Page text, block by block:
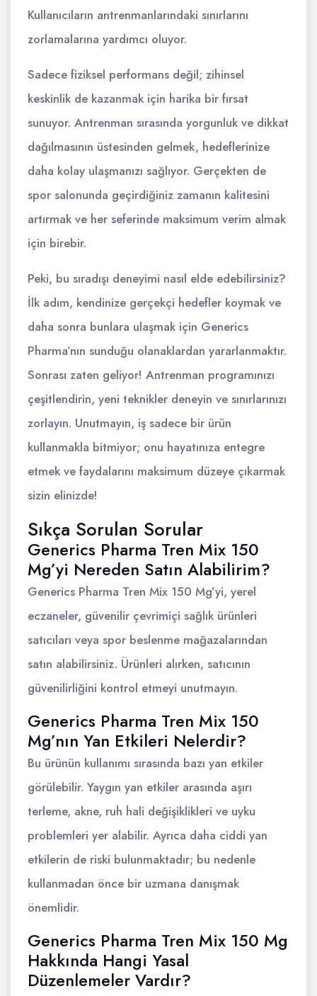
Kullanıcıların antrenmanlarındaki sınırlarını
zorlamalarına yardımcı oluyor.
Sadece fiziksel performans değil; zihinsel
keskinlik de kazanmak için harika bir fırsat
sunuyor. Antrenman sırasında yorgunluk ve dikkat
dağılmasının üstesinden gelmek, hedeflerinize
daha kolay ulaşmanızı sağlıyor. Gerçekten de
spor salonunda geçirdiğiniz zamanın kalitesini
artırmak ve her seferinde maksimum verim almak
için birebir.
Peki, bu sıradışı deneyimi nasıl elde edebilirsiniz?
İlk adım, kendinize gerçekçi hedefler koymak ve
daha sonra bunlara ulaşmak için Generics
Pharma’nın sunduğu olanaklardan yararlanmaktır.
Sonrası zaten geliyor! Antrenman programınızı
çeşitlendirin, yeni teknikler deneyin ve sınırlarınızı
zorlayın. Unutmayın, iş sadece bir ürün
kullanmakla bitmiyor; onu hayatınıza entegre
etmek ve faydalarını maksimum düzeye çıkarmak
sizin elinizde!
Sıkça Sorulan Sorular
Generics Pharma Tren Mix 150
Mg’yi Nereden Satın Alabilirim?
Generics Pharma Tren Mix 150 Mg’yi, yerel
eczaneler, güvenilir çevrimiçi sağlık ürünleri
satıcıları veya spor beslenme mağazalarından
satın alabilirsiniz. Ürünleri alırken, satıcının
güvenilirliğini kontrol etmeyi unutmayın.
Generics Pharma Tren Mix 150
Mg’nın Yan Etkileri Nelerdir?
Bu ürünün kullanımı sırasında bazı yan etkiler
görülebilir. Yaygın yan etkiler arasında aşırı
terleme, akne, ruh hali değişiklikleri ve uyku
problemleri yer alabilir. Ayrıca daha ciddi yan
etkilerin de riski bulunmaktadır; bu nedenle
kullanmadan önce bir uzmana danışmak
önemlidir.
Generics Pharma Tren Mix 150 Mg
Hakkında Hangi Yasal
Düzenlemeler Vardır?